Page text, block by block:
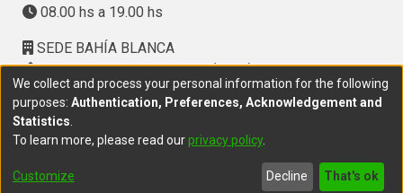
08.00 hs a 19.00 hs
SEDE BAHÍA BLANCA
Calle Ciudad de Cali 320 – (8000). Universidad
Provincial del Sudoeste (UPSO)
(291) 459 2550, interno 147
10.00 h a 14.00 h
We collect and process your personal information for the following
purposes: Authentication, Preferences, Acknowledgement and
Statistics
To learn more, please read ourprivacy policy.
Customize Decline That's ok